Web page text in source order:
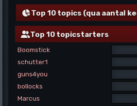
Top 10 topics (qua aantal
Top 10 topicstarters
Boomstick
schutter1
guns4you
bollocks
Marcus